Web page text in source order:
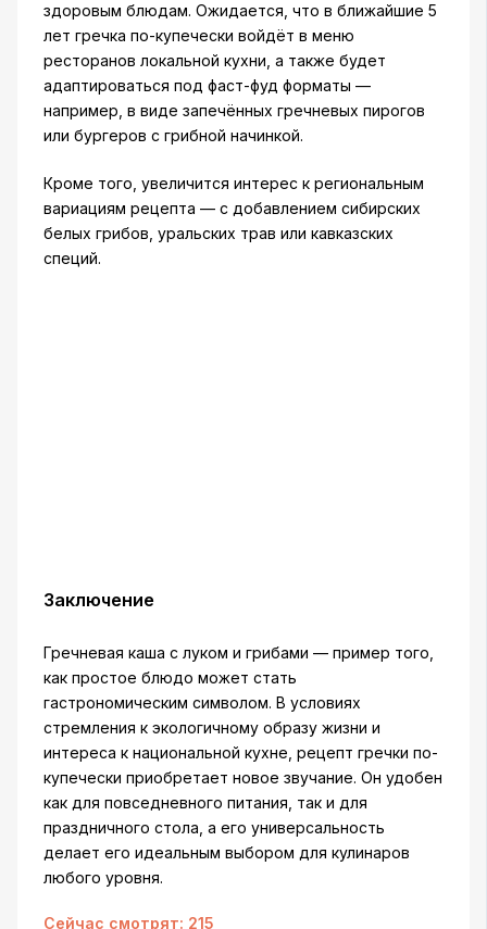
здоровым блюдам. Ожидается, что в ближайшие 5
лет гречка по-купечески войдёт в меню
ресторанов локальной кухни, а также будет
адаптироваться под фаст-фуд форматы —
например, в виде запечённых гречневых пирогов
или бургеров с грибной начинкой.
Кроме того, увеличится интерес к региональным
вариациям рецепта — с добавлением сибирских
белых грибов, уральских трав или кавказских
специй.
Заключение
Гречневая каша с луком и грибами — пример того,
как простое блюдо может стать
гастрономическим символом. В условиях
стремления к экологичному образу жизни и
интереса к национальной кухне, рецепт гречки по-
купечески приобретает новое звучание. Он удобен
как для повседневного питания, так и для
праздничного стола, а его универсальность
делает его идеальным выбором для кулинаров
любого уровня.
Сейчас смотрят: 215